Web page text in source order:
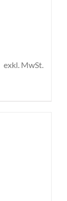
exkl. MwSt.